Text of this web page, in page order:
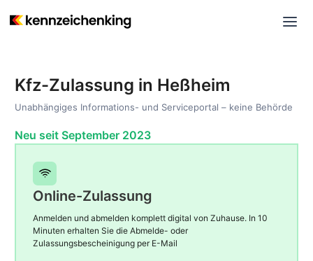
Kfz-Zulassung in Heßheim
Unabhängiges Informations- und Serviceportal – keine Behörde
Neu seit September 2023
Online-Zulassung
Anmelden und abmelden komplett digital von Zuhause. In 10
Minuten erhalten Sie die Abmelde- oder
Zulassungsbescheinigung per E-Mail